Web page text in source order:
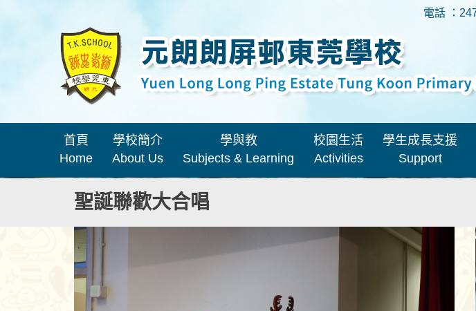
電話 ：
首頁
Home
學校簡介
About Us
學與教
Subjects & Learning
校園生活
Activities
學生成長支援
Support
聖誕聯歡大合唱